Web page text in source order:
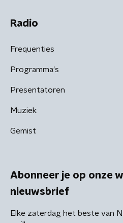
Radio
Frequenties
Programma's
Presentatoren
Muziek
Gemist
Abonneer je op onze
nieuwsbrief
Elke zaterdag het beste van